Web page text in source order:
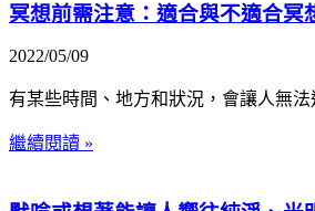
冥想前需注意：適合與不適合冥
2022/05/09
有某些時間、地方和狀況，會讓人無
繼續閱讀 »